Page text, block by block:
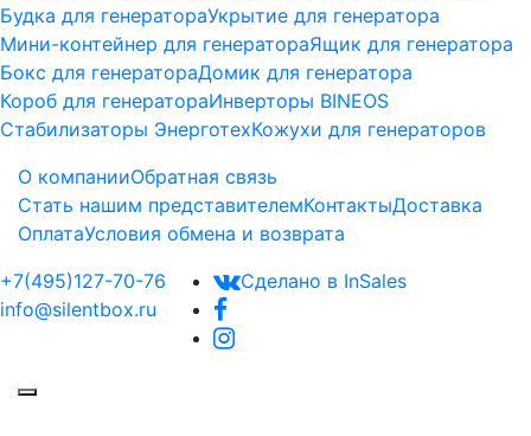
Будка для генератораУкрытие для генератора
Мини-контейнер для генератораЯщик для генератора
Бокс для генератораДомик для генератора
Короб для генератораИнверторы BINEOS
Стабилизаторы ЭнерготехКожухи для генераторов
О компанииОбратная связь
Стать нашим представителемКонтактыДоставка
ОплатаУсловия обмена и возврата
+7(495)127-70-76
info@silentbox.ru
Сделано в InSales